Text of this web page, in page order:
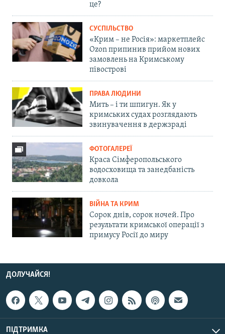
це?
СУСПІЛЬСТВО
«Крим – не Росія»: маркетплейс
Ozon припинив прийом нових
замовлень на Кримському
півострові
ПРАВА ЛЮДИНИ
Мить – і ти шпигун. Як у
кримських судах розглядають
звинувачення в держзраді
ФОТОГАЛЕРЕЇ
Краса Сімферопольського
водосховища та занедбаність
довкола
ВІЙНА ТА КРИМ
Сорок днів, сорок ночей. Про
результати кримської операції з
примусу Росії до миру
ДОЛУЧАЙСЯ!
ПІДТРИМКА